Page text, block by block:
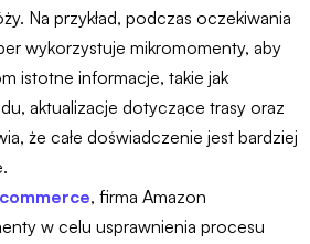
Na przykład, podczas oczekiwania
wykorzystuje mikromomenty, aby
istotne informacje, takie jak
aktualizacje dotyczące trasy oraz
że całe doświadczenie jest bardziej
, firma Amazon
w celu usprawnienia procesu